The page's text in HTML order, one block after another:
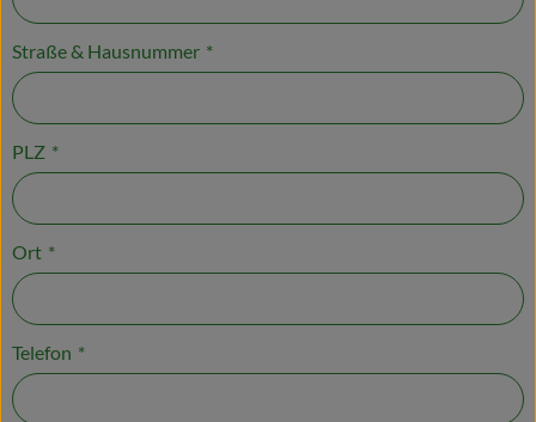
Straße & Hausnummer *
PLZ *
Ort *
Telefon *